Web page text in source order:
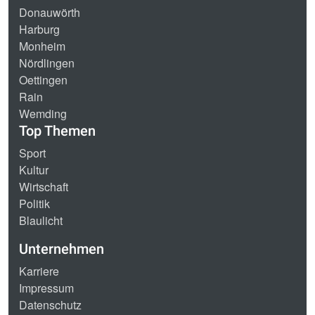
Donauwörth
Harburg
Monheim
Nördlingen
Oettingen
Rain
Wemding
Top Themen
Sport
Kultur
Wirtschaft
Politik
Blaulicht
Unternehmen
Karriere
Impressum
Datenschutz